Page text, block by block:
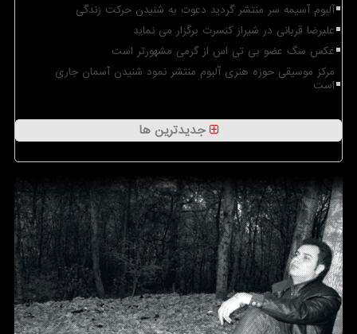
آلبوم آسیمه سر منتشر گردید دعوت به شنیدن حرکت زندگی
علیرضا قربانی در شیراز کنسرت برگزار می نماید
عکس سگ عضو بی تی اس از گرمی مشهورتر است
مرکز موسیقی حوزه هنری آلبوم منتشر نمود شنیدن آسمان جاری
است
جدیدترین ها